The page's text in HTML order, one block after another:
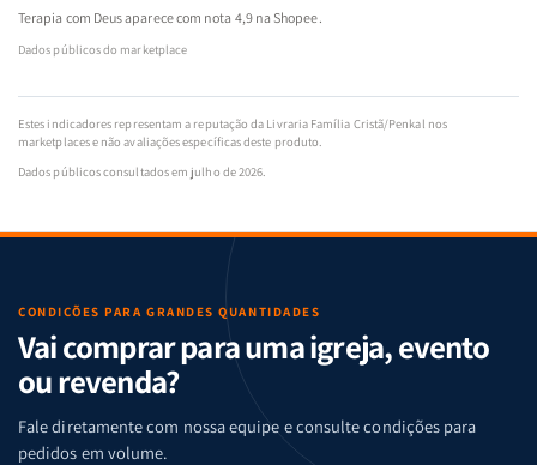
Terapia com Deus aparece com nota 4,9 na Shopee.
Dados públicos do marketplace
Estes indicadores representam a reputação da Livraria Família Cristã/Penkal nos
marketplaces e não avaliações específicas deste produto.
Dados públicos consultados em julho de 2026.
CONDIÇÕES PARA GRANDES QUANTIDADES
Vai comprar para uma igreja, evento
ou revenda?
Fale diretamente com nossa equipe e consulte condições para
pedidos em volume.